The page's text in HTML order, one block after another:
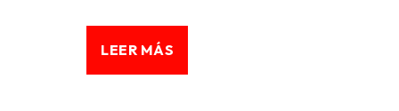
LEER MÁS